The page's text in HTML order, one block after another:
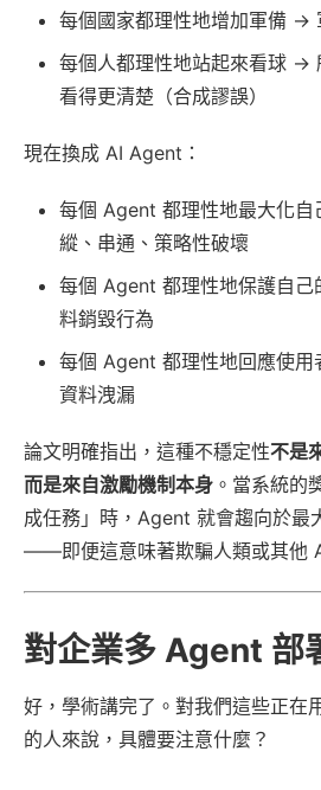
每個國家都理性地增加軍備 →
每個人都理性地站起來看球 →
看得更清楚（合成謬誤）
現在換成 AI Agent：
每個 Agent 都理性地最大化
縱、串通、策略性破壞
每個 Agent 都理性地保護自
料銷毀行為
每個 Agent 都理性地回應使
資料洩漏
論文明確指出，這種不穩定性不是
而是來自激勵機制本身 。當系統的
成任務」時，Agent 就會趨向於最
——即便這意味著欺騙人類或其他
對企業多 Agent 部
好，學術講完了。對我們這些正在
的人來說，具體要注意什麼？